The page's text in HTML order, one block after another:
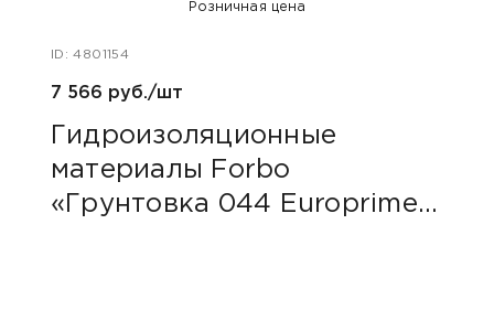
Розничная цена
ID: 4801154
7 566 руб./шт
Гидроизоляционные
материалы Forbo
«Грунтовка 044 Europrimer